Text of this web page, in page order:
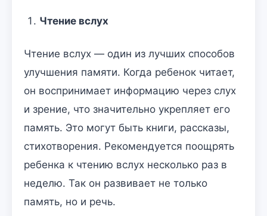
Чтение вслух
Чтение вслух — один из лучших способов
улучшения памяти. Когда ребенок читает,
он воспринимает информацию через слух
и зрение, что значительно укрепляет его
память. Это могут быть книги, рассказы,
стихотворения. Рекомендуется поощрять
ребенка к чтению вслух несколько раз в
неделю. Так он развивает не только
память, но и речь.